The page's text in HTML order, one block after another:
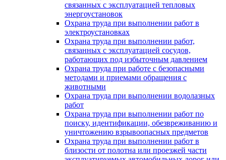
связанных с эксплуатацией тепловых
энергоустановок
Охрана труда при выполнении работ в
электроустановках
Охрана труда при выполнении работ,
связанных с эксплуатацией сосудов,
работающих под избыточным давлением
Охрана труда при работе с безопасными
методами и приемами обращения с
животными
Охрана труда при выполнении водолазных
работ
Охрана труда при выполнении работ по
поиску, идентификации, обезвреживанию и
уничтожению взрывоопасных предметов
Охрана труда при выполнении работ в
близости от полотна или проезжей части